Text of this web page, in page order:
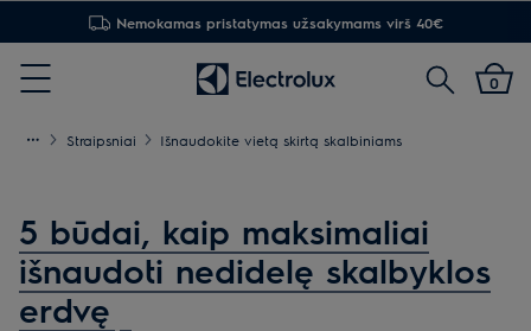
30 dienų grąžinimas
Menu
Paieška0
Straipsniai Išnaudokite vietą skirtą skalbiniams
5 būdai, kaip maksimaliai
išnaudoti nedidelę skalbyklos
erdvę